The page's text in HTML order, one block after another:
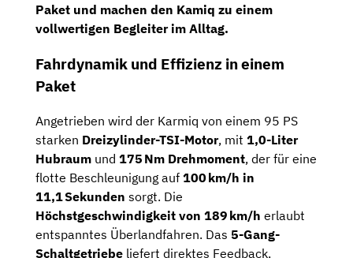
Paket und machen den Kamiq zu einem
vollwertigen Begleiter im Alltag.
Fahrdynamik und Effizienz in einem
Paket
Angetrieben wird der Karmiq von einem 95 PS
starken Dreizylinder-TSI-Motor, mit 1,0-Liter
Hubraum und 175 Nm Drehmoment, der für eine
flotte Beschleunigung auf 100 km/h in
11,1 Sekunden sorgt. Die
Höchstgeschwindigkeit von 189 km/h erlaubt
entspanntes Überlandfahren. Das 5-Gang-
Schaltgetriebe liefert direktes Feedback,